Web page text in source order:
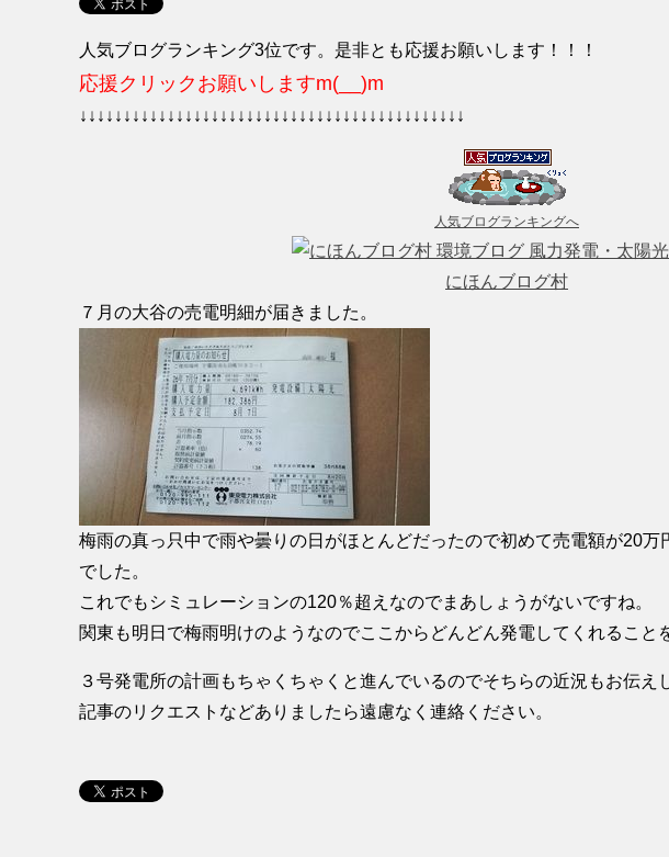
人気ブログランキング3位です。是非とも応援お願いします！！！
応援クリックお願いしますm(__)m
↓↓↓↓↓↓↓↓↓↓↓↓↓↓↓↓↓↓↓↓↓↓↓↓↓↓↓↓↓↓↓↓↓↓↓↓↓↓↓↓↓↓↓↓
人気ブログランキングへ
にほんブログ村
７月の大谷の売電明細が届きました。
梅雨の真っ只中で雨や曇りの日がほとんどだったので初めて売電額が20
でした。
これでもシミュレーションの120％超えなのでまあしょうがないですね。
関東も明日で梅雨明けのようなのでここからどんどん発電してくれること
３号発電所の計画もちゃくちゃくと進んでいるのでそちらの近況もお伝え
記事のリクエストなどありましたら遠慮なく連絡ください。